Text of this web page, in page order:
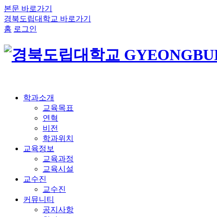
본문 바로가기
경북도립대학교 바로가기
홈 로그인
학과소개
교육목표
연혁
비전
학과위치
교육정보
교육과정
교육시설
교수진
교수진
커뮤니티
공지사항